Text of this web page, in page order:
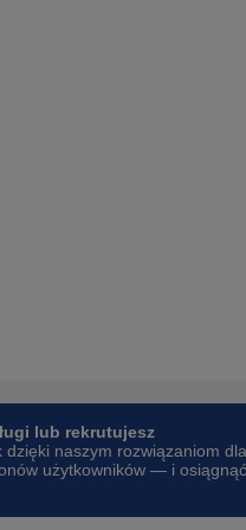
lub rekrutujesz
dzięki naszym rozwiązaniom dla
użytkowników — i osiągnąć